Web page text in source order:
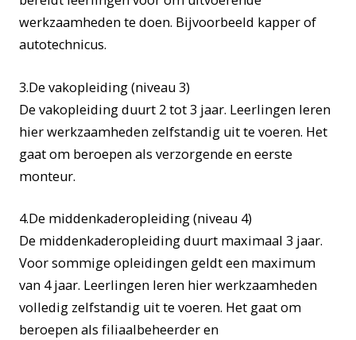
werkzaamheden te doen. Bijvoorbeeld kapper of
autotechnicus.
3.De vakopleiding (niveau 3)
De vakopleiding duurt 2 tot 3 jaar. Leerlingen leren
hier werkzaamheden zelfstandig uit te voeren. Het
gaat om beroepen als verzorgende en eerste
monteur.
4.De middenkaderopleiding (niveau 4)
De middenkaderopleiding duurt maximaal 3 jaar.
Voor sommige opleidingen geldt een maximum
van 4 jaar. Leerlingen leren hier werkzaamheden
volledig zelfstandig uit te voeren. Het gaat om
beroepen als filiaalbeheerder en